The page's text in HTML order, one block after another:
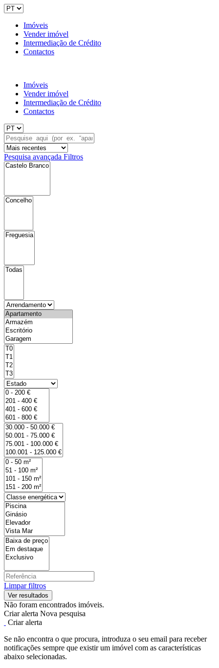
Imóveis
Vender imóvel
Intermediação de Crédito
Contactos
Imóveis
Vender imóvel
Intermediação de Crédito
Contactos
Pesquisa avançada Filtros
Limpar filtros
Não foram encontrados imóveis.
Criar alerta Nova pesquisa
Criar alerta
Se não encontra o que procura, introduza o seu email para receber
notificações sempre que existir um imóvel com as características
abaixo selecionadas.